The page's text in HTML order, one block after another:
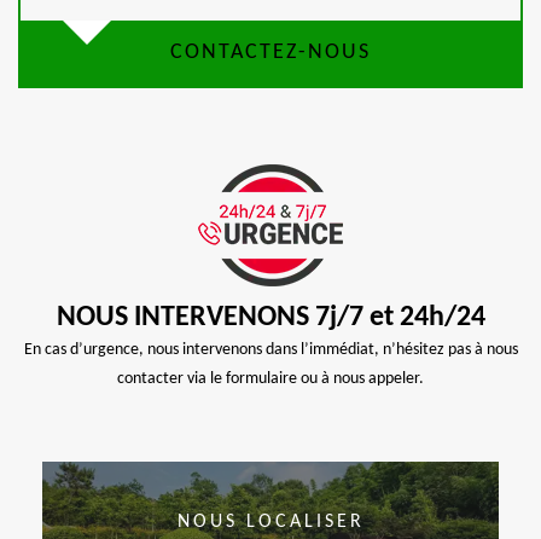
CONTACTEZ-NOUS
NOUS INTERVENONS 7j/7 et 24h/24
En cas d’urgence, nous intervenons dans l’immédiat, n’hésitez pas à nous
contacter via le formulaire ou à nous appeler.
NOUS LOCALISER